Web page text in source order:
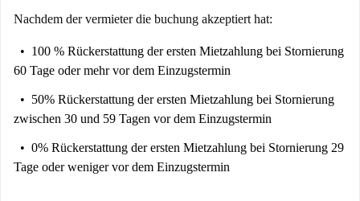
kulinarische Erlebnisse. Touristenattraktionen wie die Warriston
Nähe, was die Unterkunft zu einem praktischen und attraktiven Standort
macht. Supermärkte wie Lidl erledigen Ihre täglichen Einkäufe. Tauchen
gut ausgestatteten Wohnung.
Nachdem der vermieter die buchung akzeptiert hat:
100 % Rückerstattung der ersten Mietzahlung bei Stornierung
60 Tage oder mehr vor dem Einzugstermin
50% Rückerstattung der ersten Mietzahlung bei Stornierung
zwischen 30 und 59 Tagen vor dem Einzugstermin
0% Rückerstattung der ersten Mietzahlung bei Stornierung 29
Tage oder weniger vor dem Einzugstermin